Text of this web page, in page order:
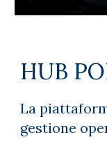
HUB
La
gestione